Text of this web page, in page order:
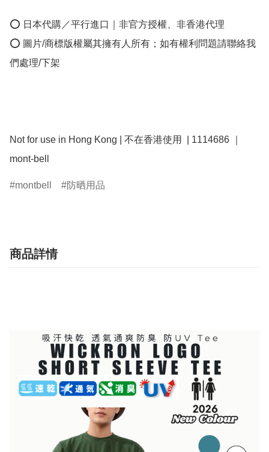
⭕ 日本代購／平行進口｜非官方授權、非香港代理
⭕ 圖片/商標版權屬其擁有人所有；如有權利問題請聯絡我
們處理/下架
Not for use in Hong Kong | 不在香港使用  | 1114686 ｜
montbell 防晒用品
商品詳情